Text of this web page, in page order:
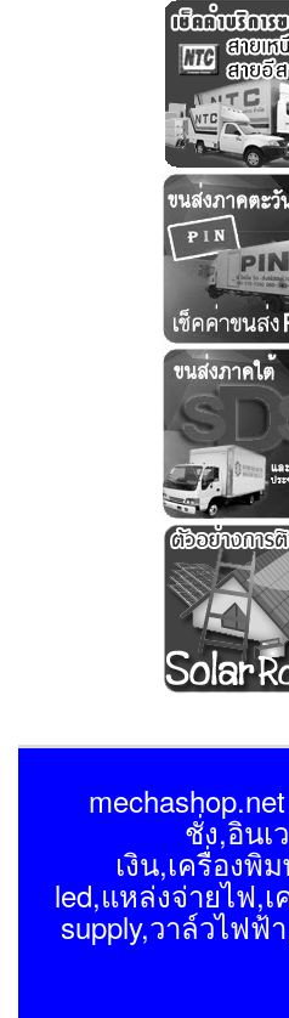
ชั่ง,อินเ
เงิน,เครื่องพิ
led,แหล่งจ่ายไฟ,
supply,วาล์วไฟ